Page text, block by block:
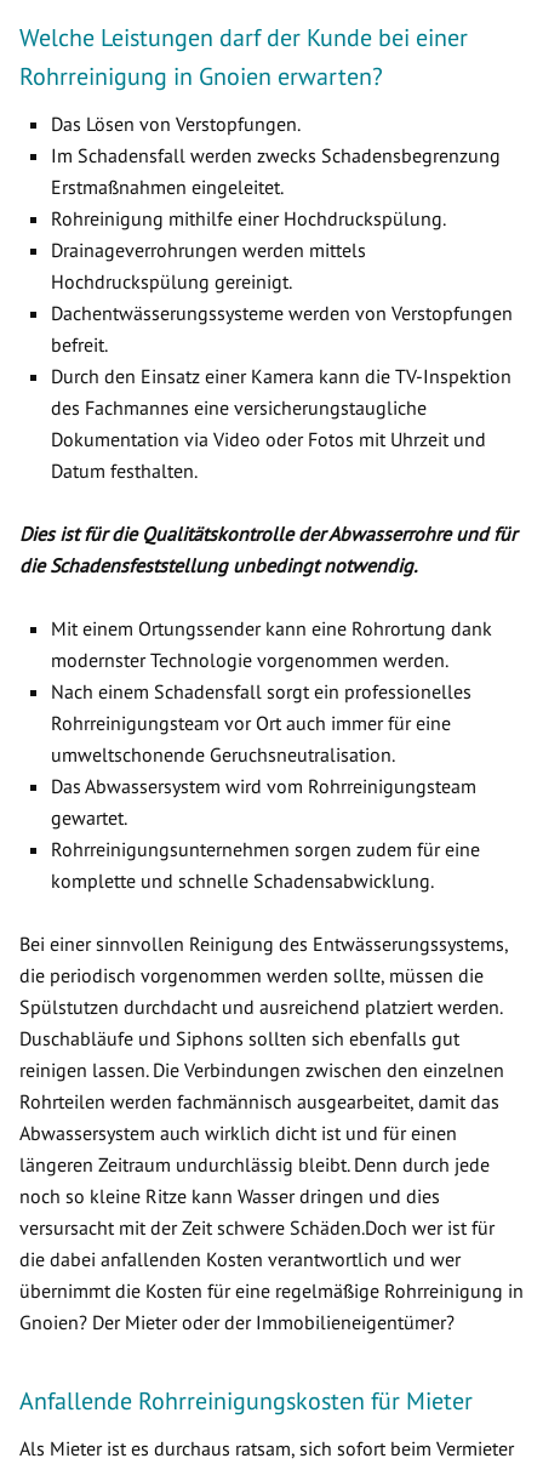
Welche Leistungen darf der Kunde bei einer
Rohrreinigung in Gnoien erwarten?
Das Lösen von Verstopfungen.
Im Schadensfall werden zwecks Schadensbegrenzung
Erstmaßnahmen eingeleitet.
Rohreinigung mithilfe einer Hochdruckspülung.
Drainageverrohrungen werden mittels
Hochdruckspülung gereinigt.
Dachentwässerungssysteme werden von Verstopfungen
befreit.
Durch den Einsatz einer Kamera kann die TV-Inspektion
des Fachmannes eine versicherungstaugliche
Dokumentation via Video oder Fotos mit Uhrzeit und
Datum festhalten.
Dies ist für die Qualitätskontrolle der Abwasserrohre und für
die Schadensfeststellung unbedingt notwendig.
Mit einem Ortungssender kann eine Rohrortung dank
modernster Technologie vorgenommen werden.
Nach einem Schadensfall sorgt ein professionelles
Rohrreinigungsteam vor Ort auch immer für eine
umweltschonende Geruchsneutralisation.
Das Abwassersystem wird vom Rohrreinigungsteam
gewartet.
Rohrreinigungsunternehmen sorgen zudem für eine
komplette und schnelle Schadensabwicklung.
Bei einer sinnvollen Reinigung des Entwässerungssystems,
die periodisch vorgenommen werden sollte, müssen die
Spülstutzen durchdacht und ausreichend platziert werden.
Duschabläufe und Siphons sollten sich ebenfalls gut
reinigen lassen. Die Verbindungen zwischen den einzelnen
Rohrteilen werden fachmännisch ausgearbeitet, damit das
Abwassersystem auch wirklich dicht ist und für einen
längeren Zeitraum undurchlässig bleibt. Denn durch jede
noch so kleine Ritze kann Wasser dringen und dies
versursacht mit der Zeit schwere Schäden.Doch wer ist für
die dabei anfallenden Kosten verantwortlich und wer
übernimmt die Kosten für eine regelmäßige Rohrreinigung in
Gnoien? Der Mieter oder der Immobilieneigentümer?
Anfallende Rohrreinigungskosten für Mieter
Als Mieter ist es durchaus ratsam, sich sofort beim Vermieter